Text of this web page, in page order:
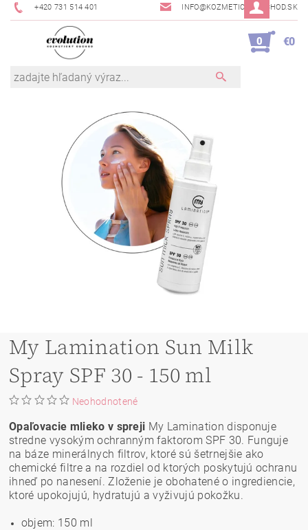
+420 731 514 401 INFO@KOZMETICKYOBCHOD.SK
0 €0
My Lamination Sun Milk
Spray SPF 30 - 150 ml
Neohodnotené
Opaľovacie mlieko v spreji My Lamination disponuje
stredne vysokým ochranným faktorom SPF 30. Funguje
na báze minerálnych filtrov, ktoré sú šetrnejšie ako
chemické filtre a na rozdiel od ktorých poskytujú ochranu
ihneď po nanesení. Zloženie je obohatené o ingrediencie,
ktoré upokojujú, hydratujú a vyživujú pokožku.
objem: 150 ml